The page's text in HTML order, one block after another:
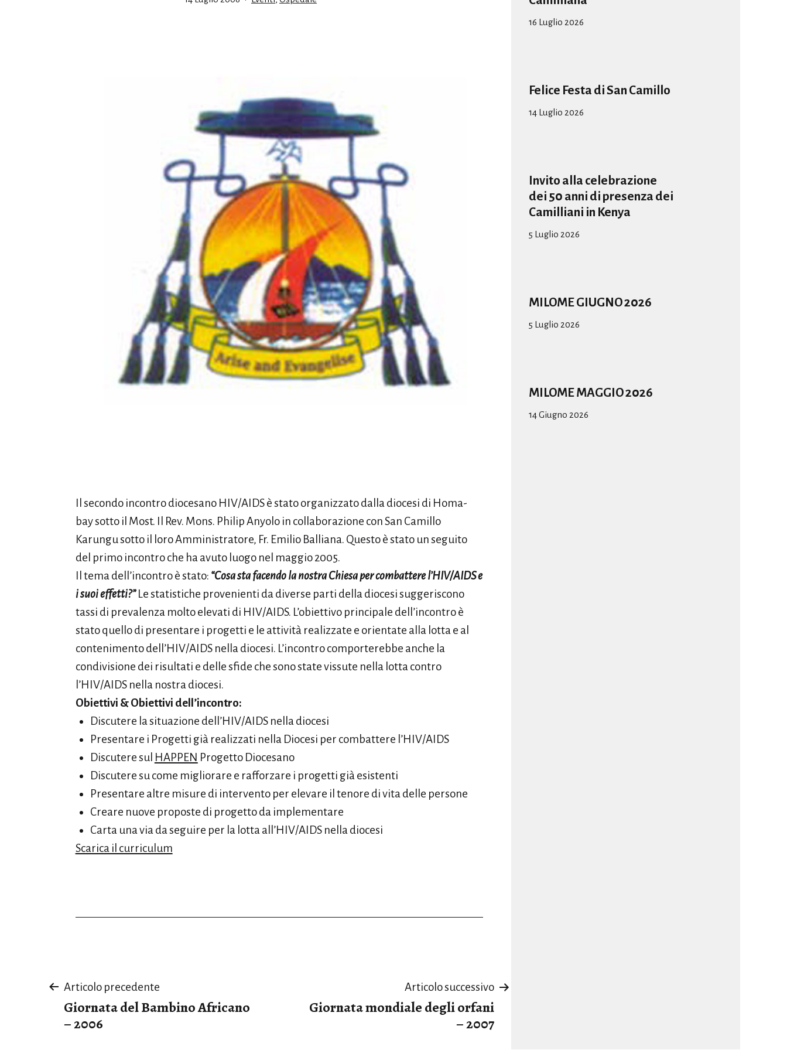
Il secondo incontro diocesano HIV/AIDS è stato organizzato dalla diocesi di Homa-
bay sotto il Most. Il Rev. Mons. Philip Anyolo in collaborazione con San Camillo
Karungu sotto il loro Amministratore, Fr. Emilio Balliana. Questo è stato un seguito
del primo incontro che ha avuto luogo nel maggio 2005.
Il tema dell’incontro è stato: “Cosa sta facendo la nostra Chiesa per combattere l’HIV/AIDS e
i suoi effetti?”Le statistiche provenienti da diverse parti della diocesi suggeriscono
tassi di prevalenza molto elevati di HIV/AIDS. L’obiettivo principale dell’incontro è
stato quello di presentare i progetti e le attività realizzate e orientate alla lotta e al
contenimento dell’HIV/AIDS nella diocesi. L’incontro comporterebbe anche la
condivisione dei risultati e delle sfide che sono state vissute nella lotta contro
l’HIV/AIDS nella nostra diocesi.
Obiettivi & Obiettivi dell’incontro:
Discutere la situazione dell’HIV/AIDS nella diocesi
Presentare i Progetti già realizzati nella Diocesi per combattere l’HIV/AIDS
Discutere sul HAPPEN Progetto Diocesano
Discutere su come migliorare e rafforzare i progetti già esistenti
Presentare altre misure di intervento per elevare il tenore di vita delle persone
Creare nuove proposte di progetto da implementare
Carta una via da seguire per la lotta all’HIV/AIDS nella diocesi
Scarica il curriculum
Navigazione
articoli
Articolo precedente
Giornata del Bambino Africano
– 2006
Articolo successivo
Giornata mondiale degli orfani
– 2007
16 Luglio 2026
Felice Festa di San Camillo
14 Luglio 2026
Invito alla celebrazione
dei 50 anni di presenza dei
Camilliani in Kenya
5 Luglio 2026
MILOME GIUGNO 2026
5 Luglio 2026
MILOME MAGGIO 2026
14 Giugno 2026